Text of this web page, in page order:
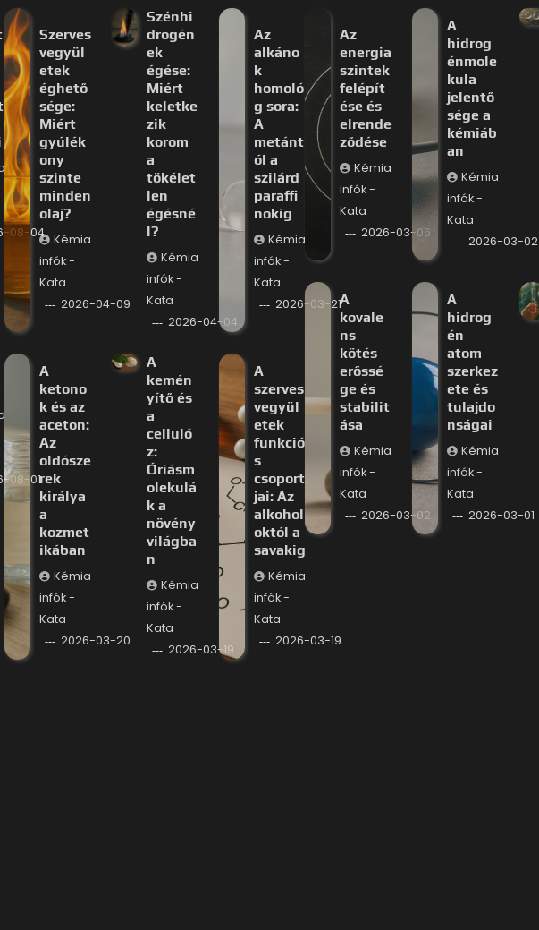
08-04
08-01
Szerves
vegyül
etek
éghető
sége:
Miért
gyúlék
ony
szinte
minden
olaj?
Kémia
infók -
Kata
2026-04-09
Szénhi
drogén
ek
égése:
Miért
keletke
zik
korom
a
tökélet
len
égésné
l?
Kémia
infók -
Kata
2026-04-04
Az
alkáno
k
homoló
g sora:
A
metánt
ól a
szilárd
paraffi
nokig
Kémia
infók -
Kata
2026-03-21
A
ketono
k és az
aceton:
Az
oldósze
rek
királya
a
kozmet
ikában
Kémia
infók -
Kata
2026-03-20
A
kemén
yítő és
a
celluló
z:
Óriásm
olekulá
k a
növény
világba
n
Kémia
infók -
Kata
2026-03-19
A
szerves
vegyül
etek
funkció
s
csoport
jai: Az
alkohol
októl a
savakig
Kémia
infók -
Kata
2026-03-19
Az
energia
szintek
felépít
ése és
elrende
ződése
Kémia
infók -
Kata
2026-03-06
A
hidrog
énmole
kula
jelentő
sége a
kémiáb
an
Kémia
infók -
Kata
2026-03-02
A
kovale
ns
kötés
erőssé
ge és
stabilit
ása
Kémia
infók -
Kata
2026-03-02
A
hidrog
én
atom
szerkez
ete és
tulajdo
nságai
Kémia
infók -
Kata
2026-03-01